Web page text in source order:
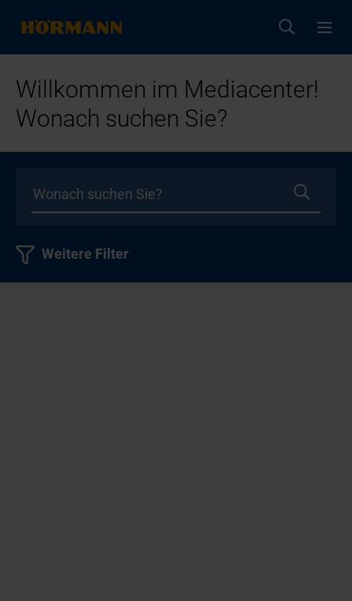
Willkommen im Mediacenter!
Wonach suchen Sie?
Weitere Filter